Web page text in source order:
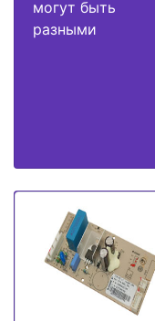
могут быть
разными